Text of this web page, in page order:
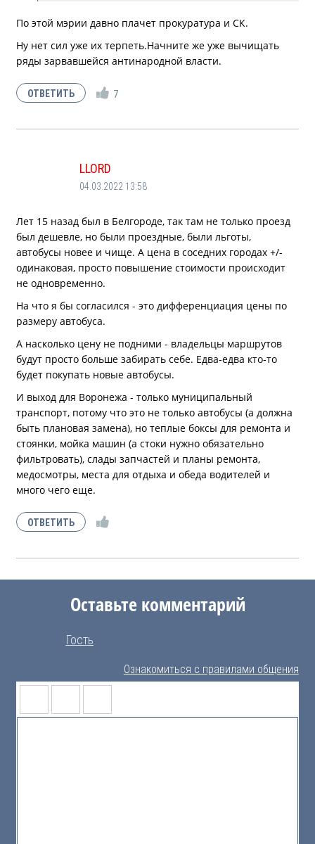
По этой мэрии давно плачет прокуратура и СК.
Ну нет сил уже их терпеть.Начните же уже вычищать
ряды зарвавшейся антинародной власти.
7
LLORD
04.03.2022 13:58
Лет 15 назад был в Белгороде, так там не только проезд
был дешевле, но были проездные, были льготы,
автобусы новее и чище. А цена в соседних городах +/-
одинаковая, просто повышение стоимости происходит
не одновременно.
На что я бы согласился - это дифференциация цены по
размеру автобуса.
А насколько цену не подними - владельцы маршрутов
будут просто больше забирать себе. Едва-едва кто-то
будет покупать новые автобусы.
И выход для Воронежа - только муниципальный
транспорт, потому что это не только автобусы (а должна
быть плановая замена), но теплые боксы для ремонта и
стоянки, мойка машин (а стоки нужно обязательно
фильтровать), слады запчастей и планы ремонта,
медосмотры, места для отдыха и обеда водителей и
много чего еще.
Оставьте комментарий
Гость
Ознакомиться с правилами общения